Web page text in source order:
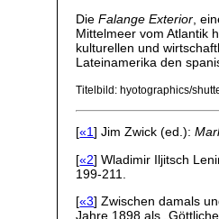
DieFalange Exterior ,
Mittelmeer vom Atlantik
kulturellen und
Lateinamerika den
Titelbild: hyotographics/
[«1] Jim Zwick (ed.):
[«2] Wladimir Iljitsch
199-211.
[«3] Zwischen damals
Jahre 1898 als